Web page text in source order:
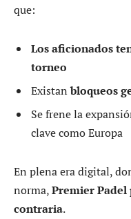
que:
Los aficionados
torneo
Existanbloqueos
Se frene la
clave como Europa
En plena era digital,
norma,Premier Padel
contraria.